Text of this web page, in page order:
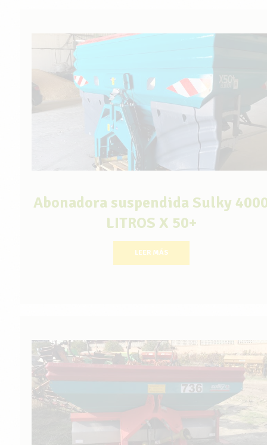
Abonadora suspendida Sulky
LITROS X 50+
LEER MÁS